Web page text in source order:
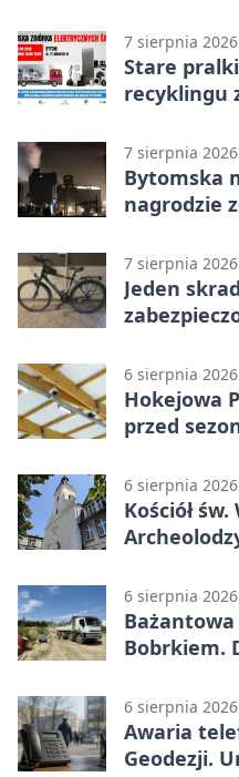
7 sierpnia 2026
Stare
recyklingu
7 sierpnia 2026
Bytomska
nagrodzie
7 sierpnia 2026
Jeden
6 sierpnia 2026
Hokejowa
przed
6 sierpnia 2026
Kościół
6 sierpnia 2026
Bażantowa
Bobrkiem.
6 sierpnia 2026
Awaria
Geodezji.